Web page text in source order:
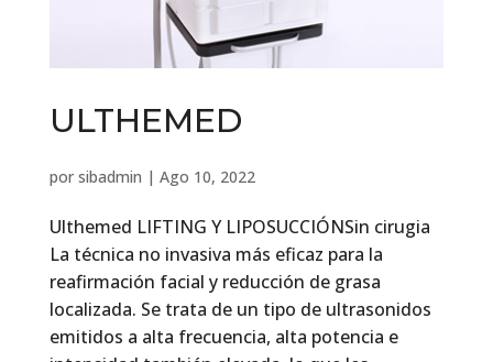
ULTHEMED
por sibadmin | Ago 10, 2022
Ulthemed LIFTING Y LIPOSUCCIÓNSin cirugia
La técnica no invasiva más eficaz para la
reafirmación facial y reducción de grasa
localizada. Se trata de un tipo de ultrasonidos
emitidos a alta frecuencia, alta potencia e